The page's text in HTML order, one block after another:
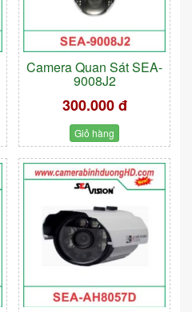
Camera Quan Sát SEA-
9008J2
300.000 đ
Giỏ hàng